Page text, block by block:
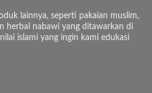
lainnya, seperti pakaian muslim,
herbal nabawi yang ditawarkan di
islami yang ingin kami edukasi